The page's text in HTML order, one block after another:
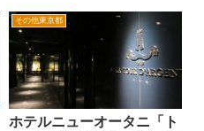
さんがあると聞いた記憶がありま
す。 当時は、探してまでらーめ
んを食べに行く程好きではなか
っ...
その他東京都
ホテルニューオータニ「ト